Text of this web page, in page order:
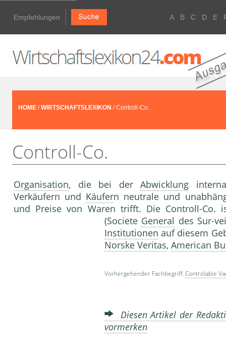
Empfehlungen A B C D E
HOME /WIRTSCHAFTSLEXIKON / Controll-Co.
Controll-Co.
Organisation, die bei derAbwicklung
Verkäufern und Käufern neutrale und
und Preise von Waren trifft. Die Controll-Co.
(Societe General des Sur-
Institutionen auf diesem
Norske Veritas, American
Vorhergehender Fachbegriff: Controlable
Diesen Artikel der
vormerken